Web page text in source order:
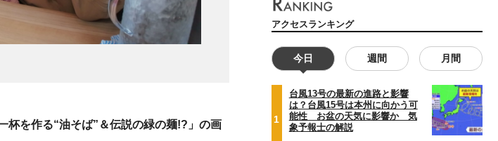
杯を作る“油そば”＆伝説の緑の麺!?」の画
アクセスランキング
今日 週間 月間
1
台風13号の最新の進路と影響
は？台風15号は本州に向かう可
能性 お盆の天気に影響か 気
象予報士の解説